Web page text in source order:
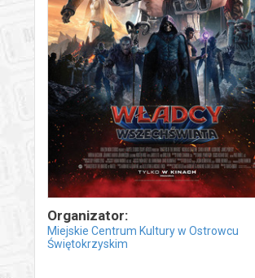
Organizator:
Miejskie Centrum Kultury w Ostrowcu
Świętokrzyskim